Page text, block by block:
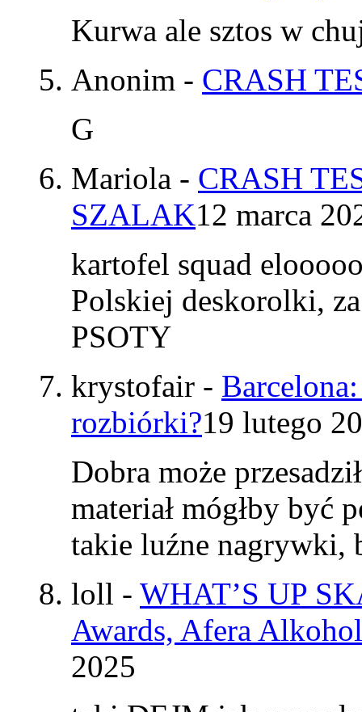
Kurwa ale sztos w
Anonim - CRASH
G
Mariola - CRASH
SZALAK12 marca
kartofel squad
Polskiej deskorolki,
PSOTY
krystofair -
rozbiórki?19 lutego
Dobra może
materiał mógłby być
takie luźne nagrywki,
loll - WHAT’S UP
Awards, Afera
2025